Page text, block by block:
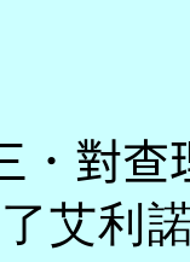
．對查
了艾利